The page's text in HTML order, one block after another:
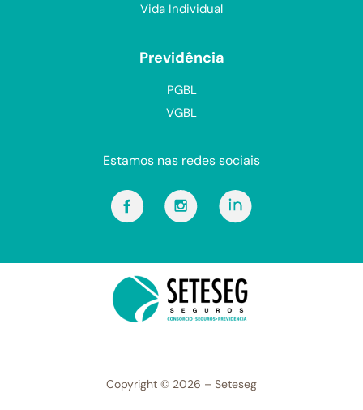
Vida Individual
Previdência
PGBL
VGBL
Estamos nas redes sociais
Copyright © 2026 – Seteseg